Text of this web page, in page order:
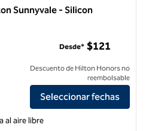
Sunnyvale - Silicon
Suites by Hilton Sunnyvale - Silicon
Desde* $121
Descuento de Hilton Honors no
reembolsable
Seleccionar fechas
al aire libre